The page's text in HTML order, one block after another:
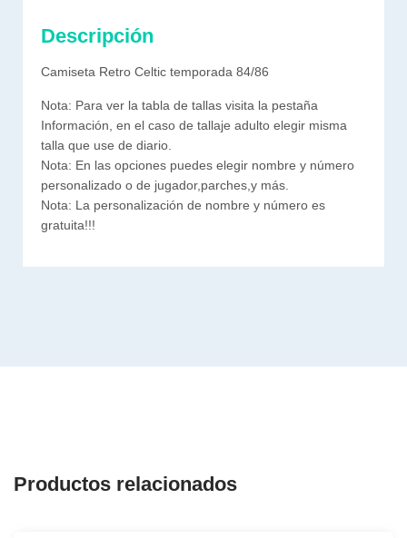
Descripción
Camiseta Retro Celtic temporada 84/86
Nota: Para ver la tabla de tallas visita la pestaña
Información, en el caso de tallaje adulto elegir misma
talla que use de diario.
Nota: En las opciones puedes elegir nombre y número
personalizado o de jugador,parches,y más.
Nota: La personalización de nombre y número es
gratuita!!!
Productos relacionados